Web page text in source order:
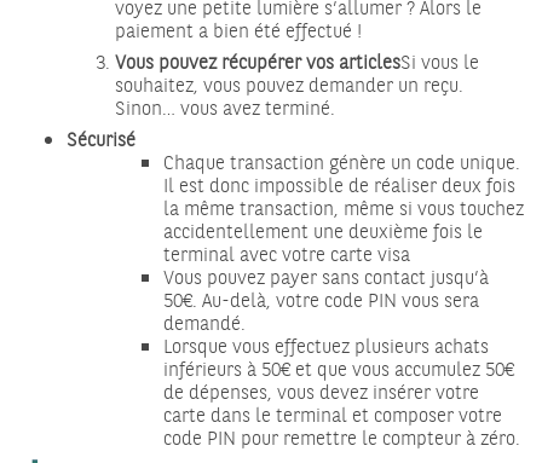
voyez une petite lumière s’allumer ? Alors le
paiement a bien été effectué !
Vous pouvez récupérer vos articlesSi vous le
souhaitez, vous pouvez demander un reçu.
Sinon… vous avez terminé.
Sécurisé
Chaque transaction génère un code unique.
Il est donc impossible de réaliser deux fois
la même transaction, même si vous touchez
accidentellement une deuxième fois le
terminal avec votre carte visa
Vous pouvez payer sans contact jusqu’à
50€. Au-delà, votre code PIN vous sera
demandé.
Lorsque vous effectuez plusieurs achats
inférieurs à 50€ et que vous accumulez 50€
de dépenses, vous devez insérer votre
carte dans le terminal et composer votre
code PIN pour remettre le compteur à zéro.